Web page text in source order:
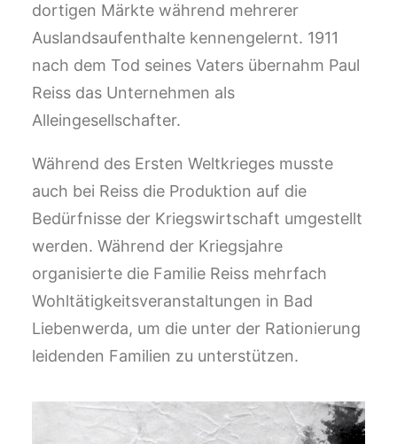
dortigen Märkte während mehrerer
Auslandsaufenthalte kennengelernt. 1911
nach dem Tod seines Vaters übernahm Paul
Reiss das Unternehmen als
Alleingesellschafter.
Während des Ersten Weltkrieges musste
auch bei Reiss die Produktion auf die
Bedürfnisse der Kriegswirtschaft umgestellt
werden. Während der Kriegsjahre
organisierte die Familie Reiss mehrfach
Wohltätigkeitsveranstaltungen in Bad
Liebenwerda, um die unter der Rationierung
leidenden Familien zu unterstützen.